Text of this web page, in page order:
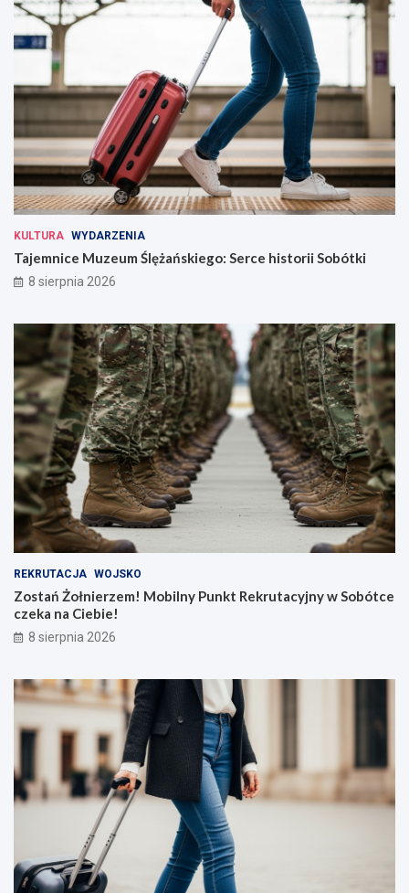
KULTURA WYDARZENIA
Tajemnice Muzeum Ślężańskiego: Serce historii Sobótki
8 sierpnia 2026
REKRUTACJA WOJSKO
Zostań Żołnierzem! Mobilny Punkt Rekrutacyjny w Sobótce
czeka na Ciebie!
8 sierpnia 2026